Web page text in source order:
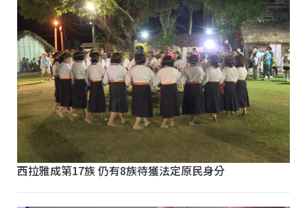
西拉雅成第17族 仍有8族待獲法定原民身分